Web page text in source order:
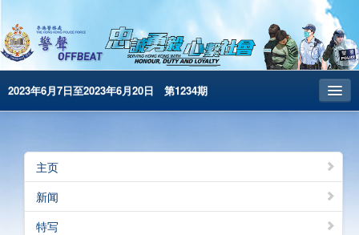
2023年6月7日至2023年6月20日 第1234期
昔日警声
警务处主页
繁體版
主页
新闻
特写